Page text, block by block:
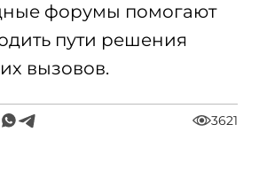
форумы помогают
пути решения
вызовов.
3621